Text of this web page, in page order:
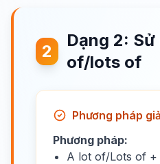
2
Dạng 2:
of/lots of
Phương pháp
Phương pháp:
A lot of/Lots of +